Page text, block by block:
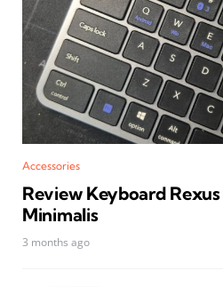
Accessories
Review Keyboard Rexus
Minimalis
3 months ago